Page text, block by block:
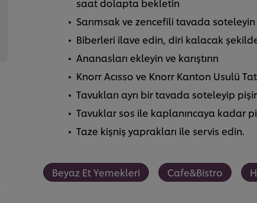
saat dolapta bekletin
Sarımsak ve zencefili tavada soteleyin
Biberleri ilave edin, diri kalacak
Ananasları ekleyin ve karıştırın
Knorr Acısso ve Knorr Kanton Usulü
Tavukları ayrı bir tavada soteleyip
Tavuklar sos ile kaplanıncaya kadar
Taze kişniş yaprakları ile servis edin.
Beyaz Et Yemekleri Cafe&Bistro